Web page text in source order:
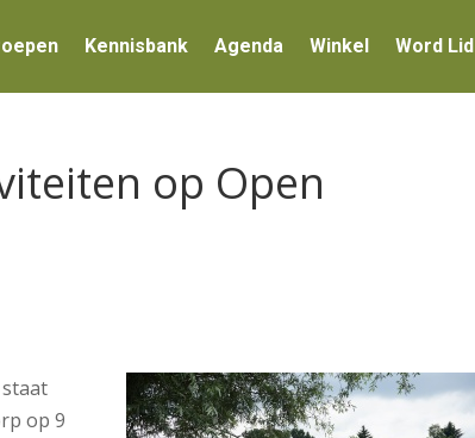
Kennisbank Agenda Winkel Word Lid
op Open
op 9